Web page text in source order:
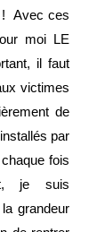
Avec ces
moi LE
il faut
victimes
de
par
fois
je suis
grandeur